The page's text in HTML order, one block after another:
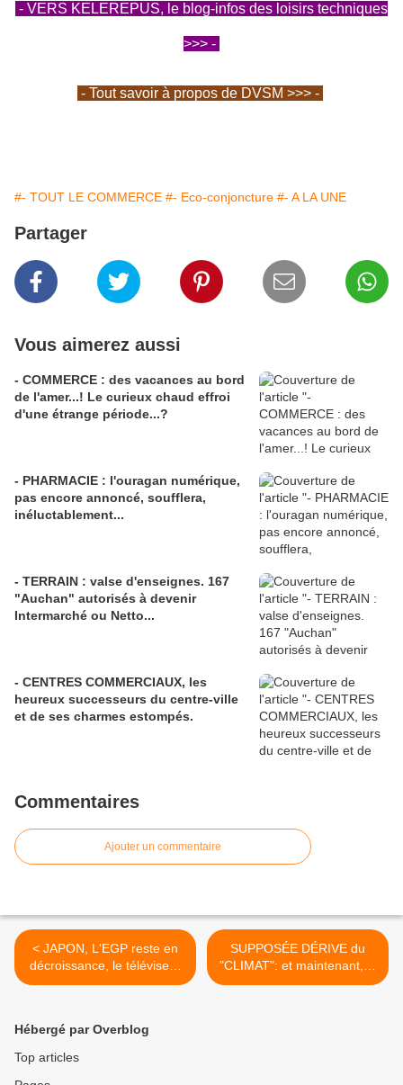
- VERS KELEREPUS, le blog-infos des loisirs techniques
>>> -
- Tout savoir à propos de DVSM >>> -
#- TOUT LE COMMERCE #- Eco-conjoncture #- A LA UNE
Partager
Vous aimerez aussi
- COMMERCE : des vacances au bord
de l'amer...! Le curieux chaud effroi
d'une étrange période...?
- PHARMACIE : l'ouragan numérique,
pas encore annoncé, soufflera,
inéluctablement...
- TERRAIN : valse d'enseignes. 167
"Auchan" autorisés à devenir
Intermarché ou Netto...
- CENTRES COMMERCIAUX, les
heureux successeurs du centre-ville
et de ses charmes estompés.
Commentaires
Ajouter un commentaire
< JAPON, L'EGP reste en
décroissance, le téléviseur
en symbole d'une époque
SUPPOSÉE DÉRIVE du
"CLIMAT": et maintenant, la
France va se tenir les
Hébergé par Overblog
Top articles